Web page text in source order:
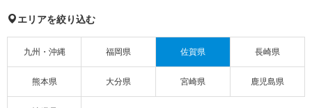
エリアを絞り込む
九州・沖縄 福岡県 佐賀県 長崎県
熊本県 大分県 宮崎県 鹿児島県